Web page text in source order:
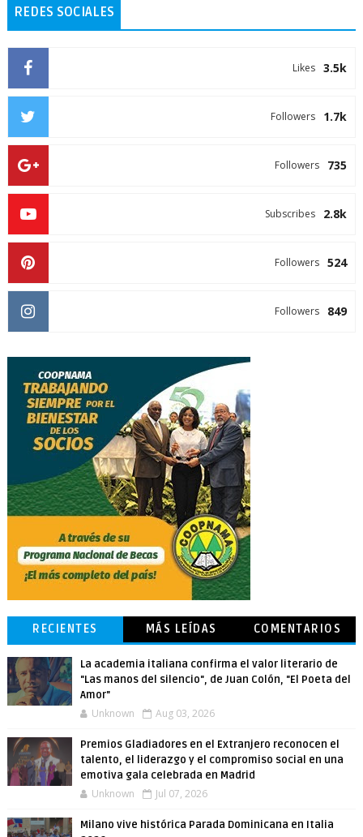
REDES SOCIALES
3.5k
Likes
1.7k
Followers
735
Followers
2.8k
Subscribes
524
Followers
849
Followers
RECIENTES MÁS LEÍDAS COMENTARIOS
La academia italiana confirma el valor literario de
"Las manos del silencio", de Juan Colón, "El Poeta del
Amor"
Unknown Aug 03, 2026
Premios Gladiadores en el Extranjero reconocen el
talento, el liderazgo y el compromiso social en una
emotiva gala celebrada en Madrid
Unknown Jul 07, 2026
Milano vive histórica Parada Dominicana en Italia